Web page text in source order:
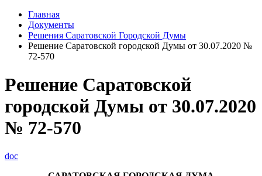
Главная
Документы
Решения Саратовской Городской Думы
Решение Саратовской городской Думы от 30.07.2020 №
72-570
Решение Саратовской
городской Думы от 30.07.2020
№ 72-570
doc